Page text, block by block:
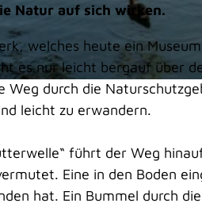
Natur auf sich wirken.
welches heute ein
es nur leicht bergauf über
durch die
leicht zu erwandern.
führt der Weg
Eine in den Boden
hat. Ein Bummel durch